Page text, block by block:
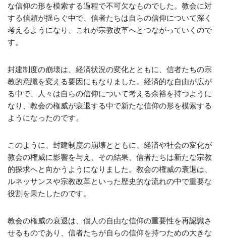
な信仰の形を模索する過程で不可欠なものでした。教会に対
する信頼が揺らぐ中で、信者たちは自らの信仰について深く
考えるようになり、これが宗教改革へとつながっていくので
す。
封建制度の崩壊は、経済状況の変化とともに、信者たちの宗
教的意識を変える要因にもなりました。経済的な自由が広が
る中で、人々は自らの信仰について考える余裕を持つように
なり、教会の権威が衰退する中で新たな信仰の形を模索する
ようになったのです。
このように、封建制度の崩壊とともに、経済や社会の変化が
教会の権威に影響を与え、その結果、信者たちは新たな宗教
的探求へと向かうようになりました。教会の権威の衰退は、
ルネッサンスや宗教改革といった歴史的な流れの中で重要な
役割を果たしたのです。
教会の権威の衰退は、個人の自由な信仰の重要性を再認識さ
せるものであり、信者たちが自らの信仰を持つための大きな